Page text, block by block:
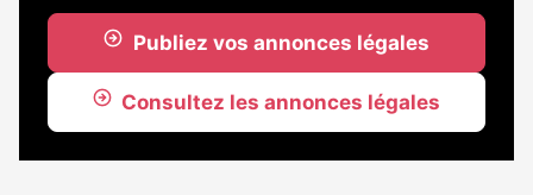
Publiez vos annonces légales
Consultez les annonces légales